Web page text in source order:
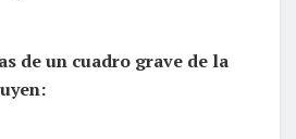
de un cuadro grave de la